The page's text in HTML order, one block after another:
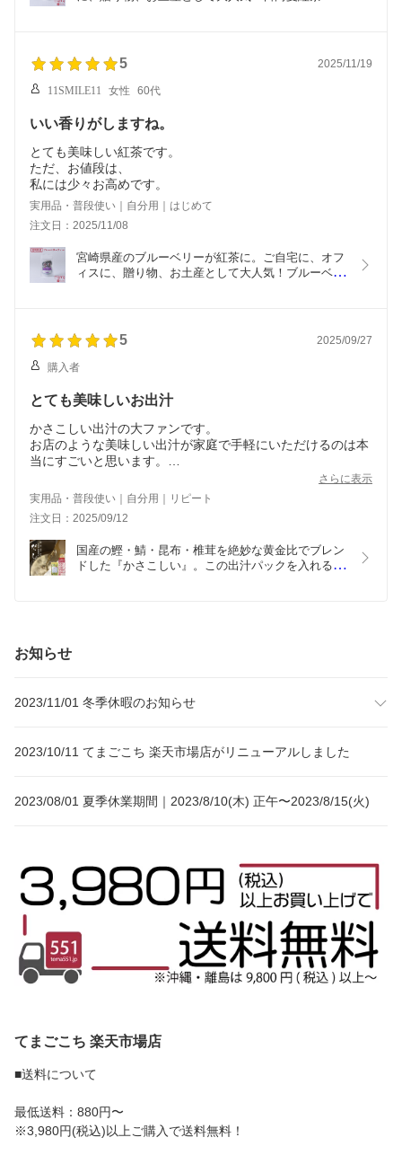
ンレス 爽やかな風味 さっぱり 贅沢 取り寄せ プレ
ゼント 贈 ギフト 入学 卒業祝い ホワイトデー
5 2025/11/19
11SMILE11 女性 60代
いい香りがしますね。
とても美味しい紅茶です。
ただ、お値段は、
私には少々お高めです。
実用品・普段使い｜自分用｜はじめて
注文日：2025/11/08
宮崎県産のブルーベリーが紅茶に。ご自宅に、オフ
ィスに、贈り物、お土産として大人気！ブルーベリ
ンレス 甘酸っぱい 香り豊か 贅沢 取り寄せ プレゼ
ント 贈 ギフト 入学 卒業祝い ホワイトデー
5 2025/09/27
購入者
とても美味しいお出汁
かさこしい出汁の大ファンです。
お店のような美味しい出汁が家庭で手軽にいただけるのは本
当にすごいと思います。
冬の寒い朝にこの出汁を飲んだり、だし巻き玉子、大根もこ
の出汁で炊くだけでとても美味しくなります。
最近は久しぶりに会う友達にもプレゼントをしてとても美味
しいと喜ばれます。
これからもずっと使い続けたい素晴らしい商品です。
さらに表示
実用品・普段使い｜自分用｜リピート
注文日：2025/09/12
国産の鰹・鯖・昆布・椎茸を絶妙な黄金比でブレン
ドした『かさこしい』。この出汁パックを入れるだ
お知らせ
2023/11/01 冬季休暇のお知らせ
2023/10/11 てまごこち 楽天市場店がリニューアルしました
2023/08/01 夏季休業期間｜2023/8/10(木) 正午〜2023/8/15(火)
てまごこち 楽天市場店
■送料について
最低送料：880円〜
※3,980円(税込)以上ご購入で送料無料！